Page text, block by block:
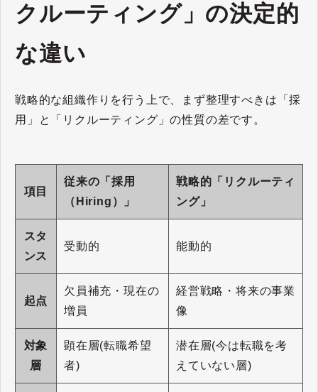
クルーティング」の決定的
な違い
戦略的な組織作りを行う上で、まず整理すべきは「採
用」と「リクルーティング」の性質の差です。
項目
従来の「採用
（Hiring）」
戦略的「リクルーティ
ング」
スタ
ンス
受動的 能動的
起点
欠員補充・現在の
増員
経営戦略・将来の事業
像
対象
層
顕在層(転職希望
者)
潜在層(今は転職を考
えていない層)